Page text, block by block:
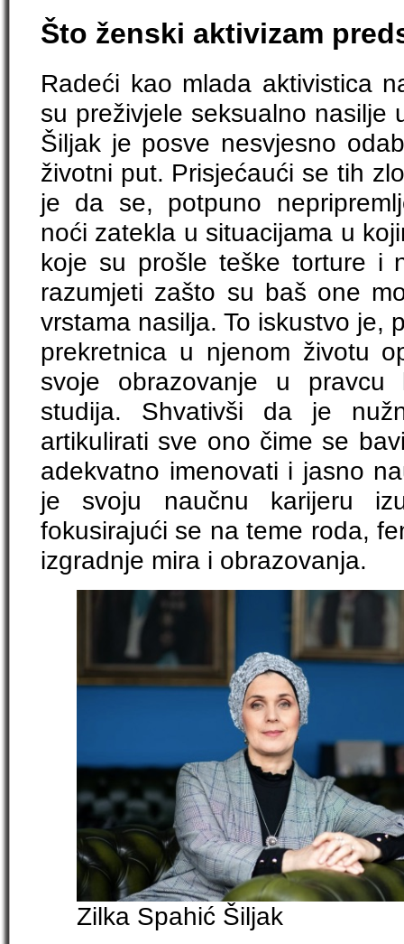
Što ženski aktivizam
Radeći kao mlada aktivistica
su preživjele seksualno nasilje
Šiljak je posve nesvjesno
životni put. Prisjećaući se tih
je da se, potpuno
noći zatekla u situacijama u
koje su prošle teške torture i
razumjeti zašto su baš one
vrstama nasilja. To iskustvo je,
prekretnica u njenom životu
svoje obrazovanje u
studija. Shvativši da je
artikulirati sve ono čime se
adekvatno imenovati i jasno
je svoju naučnu karijeru
fokusirajući se na teme roda,
izgradnje mira i obrazovanja.
Zilka Spahić Šiljak